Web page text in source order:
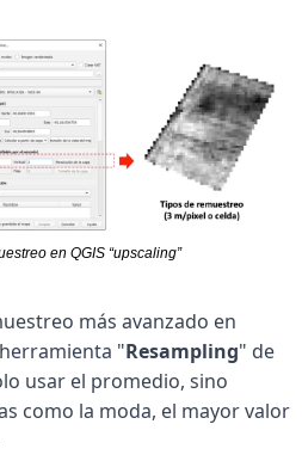
en QGIS “upscaling”
más avanzado en
"Resampling" de
usar el promedio, sino
como la moda, el mayor valor